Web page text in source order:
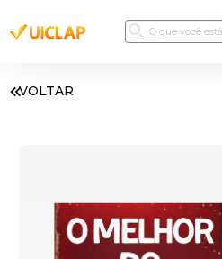
VOLTAR